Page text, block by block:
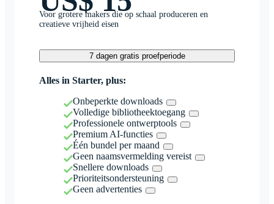
Voor grotere makers die op schaal produceren en
creatieve vrijheid eisen
7 dagen gratis proefperiode
Alles in Starter, plus:
Onbeperkte downloads
Volledige bibliotheektoegang
Professionele ontwerptools
Premium AI-functies
Één bundel per maand
Geen naamsvermelding vereist
Snellere downloads
Prioriteitsondersteuning
Geen advertenties